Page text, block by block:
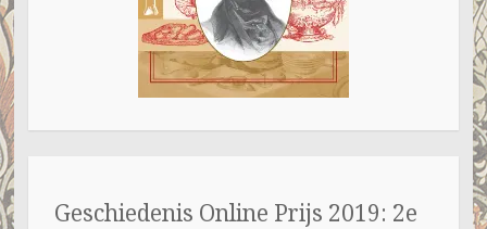
Geschiedenis Online Prijs 2019: 2e